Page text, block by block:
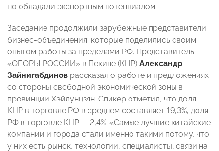
но обладали экспортным потенциалом.
Заседание продолжили зарубежные представители
бизнес-объединения, которые поделились своим
опытом работы за пределами РФ. Представитель
«ОПОРЫ РОССИИ» в Пекине (КНР) Александр
Зайнигабдинов рассказал о работе и предложениях
со стороны свободной экономической зоны в
провинции Хэйлунцзян. Спикер отметил, что доля
КНР в торговле РФ в среднем составляет 19,3%, доля
РФ в торговле КНР — 2,4%. «Самые лучшие китайские
компании и города стали именно такими потому, что
у них есть рынок, технологии, специалисты, связи на